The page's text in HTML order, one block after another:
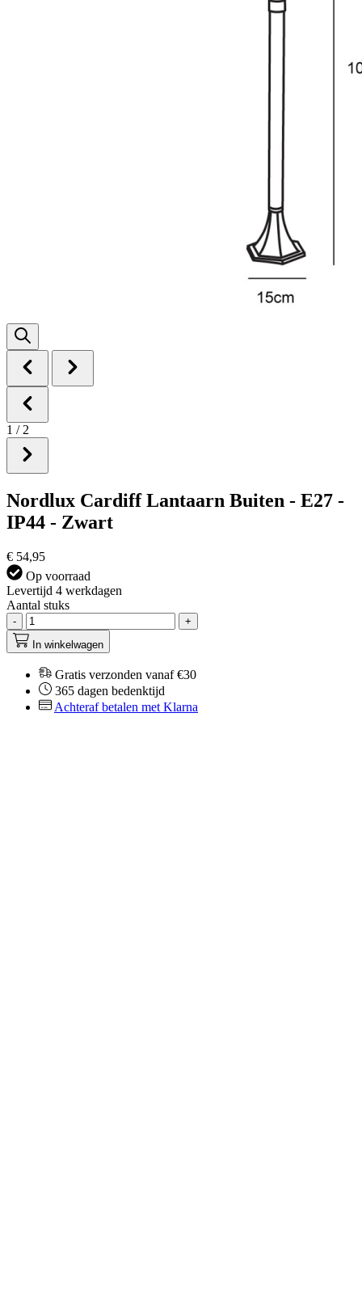
1 / 2
Nordlux Cardiff Lantaarn Buiten - E27 -
IP44 - Zwart
€ 54,95
Op voorraad
Levertijd 4 werkdagen
Aantal stuks
-
+
In winkelwagen
Gratis verzonden vanaf €30
365 dagen bedenktijd
Achteraf betalen met Klarna